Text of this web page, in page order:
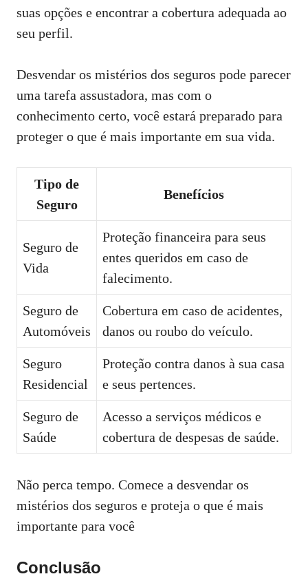
suas opções e encontrar a cobertura adequada ao
seu perfil.
Desvendar os mistérios dos seguros pode parecer
uma tarefa assustadora, mas com o
conhecimento certo, você estará preparado para
proteger o que é mais importante em sua vida.
Tipo de
Seguro
Benefícios
Seguro de
Vida
Proteção financeira para seus
entes queridos em caso de
falecimento.
Seguro de
Automóveis
Cobertura em caso de acidentes,
danos ou roubo do veículo.
Seguro
Residencial
Proteção contra danos à sua casa
e seus pertences.
Seguro de
Saúde
Acesso a serviços médicos e
cobertura de despesas de saúde.
Não perca tempo. Comece a desvendar os
mistérios dos seguros e proteja o que é mais
importante para você
Conclusão